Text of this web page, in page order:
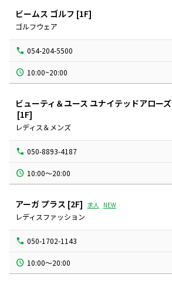
ビームス ゴルフ [1F]
ゴルフウェア
054-204-5500
10:00~20:00
ビューティ＆ユース ユナイテッドアローズ
[1F]
レディス＆メンズ
050-8893-4187
10:00～20:00
アーガ プラス [2F] 求人 NEW
レディスファッション
050-1702-1143
10:00～20:00